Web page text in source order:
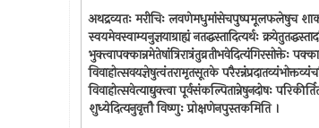
अथद्रव्यतः मरीचिः लवणेमधुमांसेचपुष्पमूलफलेषुच
स्वयमेवस्वाम्यनुज्ञयाग्राह्यं नतद्धस्तादित्यर्थः
भुक्त्वापक्कान्नमेतेषांत्रिरात्रंतुव्रतीभवेदित्यंगिरसोक्तेः
विवाहोत्सवयज्ञेषुत्वंतरामृतसूतके
विवाहोत्सवेत्याद्युक्त्वा पूर्वसंकल्पितान्नेषुनदोषः
शुध्येदित्यनुवृत्तौ विष्णुः प्रोक्षणेनपुस्तकमिति ।